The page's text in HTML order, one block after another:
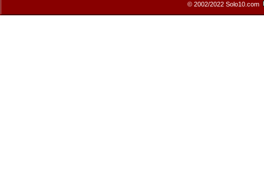
© 2002/2022 Solo10.com